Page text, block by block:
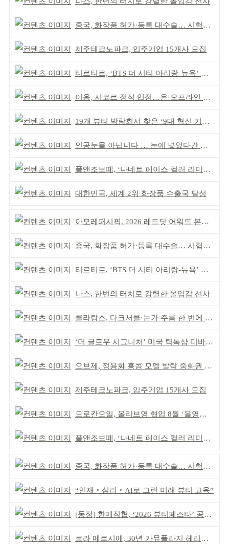
중국, 화장품 허가·등록 대수술… 시험자료 공용 허용
제주테크노파크, 입주기업 15개사 모집
티르티르, ‘BTS 더 시티 아리랑-뉴욕’ 참여
이옴, 시코르 정식 입점…온·오프라인 유통망 확대
19개 뷰티 박람회서 찾은 ‘9대 혁신 키워드’
인공눈물 아닙니다 … 눈에 넣었다간 각막 손상
폴앤조보떼, ‘나네트 페이스 컬러 리미티드’ 출시
대한민국, 세계 2위 화장품 수출국 달성
아모레퍼시픽, 2026 레드닷 어워드 본상 2개 수상
중국, 화장품 허가·등록 대수술… 시험자료 공용 허용
티르티르, ‘BTS 더 시티 아리랑-뉴욕’ 참여
나스, 한번의 터치로 강렬한 몰입감 선사
클라랑스, 다크서클·눈가 주름 한 번에 더블 케어
‘더 글로우 시그니처’ 미국 틱톡샵 디바이스 부문 1위
오브제, 정용화 홍콩 모델 발탁 중화권 공략 강화
제주테크노파크, 입주기업 15개사 모집
모로칸오일, 올리브영 협업 8월 ‘올영픽’ 선정
폴앤조보떼, ‘나네트 페이스 컬러 리미티드’ 출시
중국, 화장품 허가·등록 대수술… 시험자료 공용 허용
“인재‧심리‧AI로 그린 미래 뷰티 교육”
[동정] 한메직협, ‘2026 뷰티페스타’ 공동 주최
로라 메르시에, 30년 카뮤플라지 헤리티지 담아